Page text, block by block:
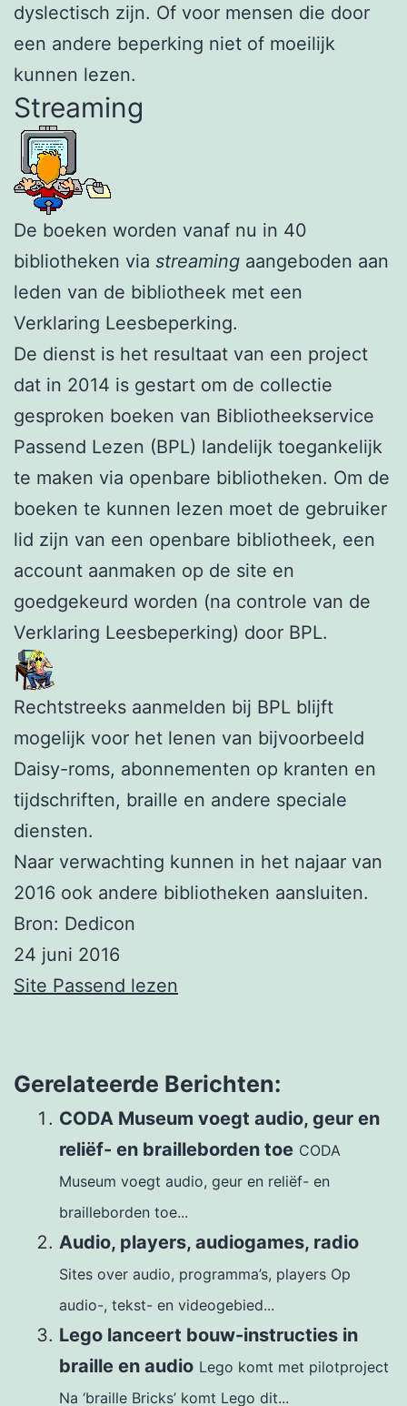
dyslectisch zijn. Of voor mensen die door
een andere beperking niet of moeilijk
kunnen lezen.
Streaming
De boeken worden vanaf nu in 40
bibliotheken via streaming aangeboden aan
leden van de bibliotheek met een
Verklaring Leesbeperking.
De dienst is het resultaat van een project
dat in 2014 is gestart om de collectie
gesproken boeken van Bibliotheekservice
Passend Lezen (BPL) landelijk toegankelijk
te maken via openbare bibliotheken. Om de
boeken te kunnen lezen moet de gebruiker
lid zijn van een openbare bibliotheek, een
account aanmaken op de site en
goedgekeurd worden (na controle van de
Verklaring Leesbeperking) door BPL.
Rechtstreeks aanmelden bij BPL blijft
mogelijk voor het lenen van bijvoorbeeld
Daisy-roms, abonnementen op kranten en
tijdschriften, braille en andere speciale
diensten.
Naar verwachting kunnen in het najaar van
2016 ook andere bibliotheken aansluiten.
Bron: Dedicon
24 juni 2016
Site Passend lezen
Gerelateerde Berichten:
CODA Museum voegt audio, geur en
reliëf- en brailleborden toe CODA
Museum voegt audio, geur en reliëf- en
brailleborden toe...
Audio, players, audiogames, radio
Sites over audio, programma’s, players Op
audio-, tekst- en videogebied...
Lego lanceert bouw-instructies in
braille en audio Lego komt met pilotproject
Na ‘braille Bricks’ komt Lego dit...